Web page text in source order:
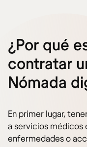
¿Por qué
contratar
Nómada
En primer lugar,
a servicios médicos
enfermedades o